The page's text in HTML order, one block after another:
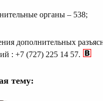
органы – 538;
дополнительных
: +7 (727) 225 14 57.
тему: